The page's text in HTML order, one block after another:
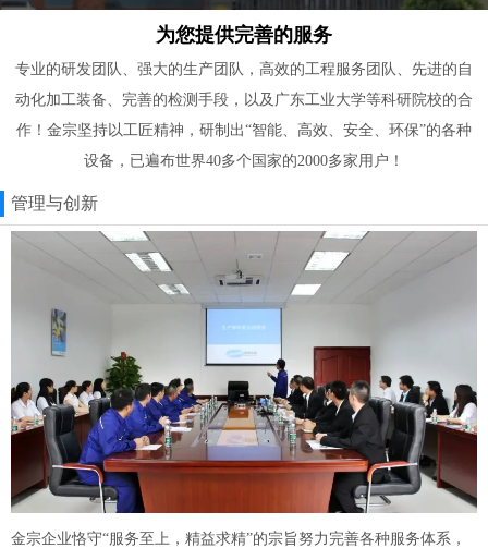
为您提供完善的服务
专业的研发团队、强大的生产团队，高效的工程服务团队、先进的自
动化加工装备、完善的检测手段，以及广东工业大学等科研院校的合
作！金宗坚持以工匠精神，研制出“智能、高效、安全、环保”的各种
设备，已遍布世界40多个国家的2000多家用户！
管理与创新
金宗企业恪守“服务至上，精益求精”的宗旨努力完善各种服务体系，